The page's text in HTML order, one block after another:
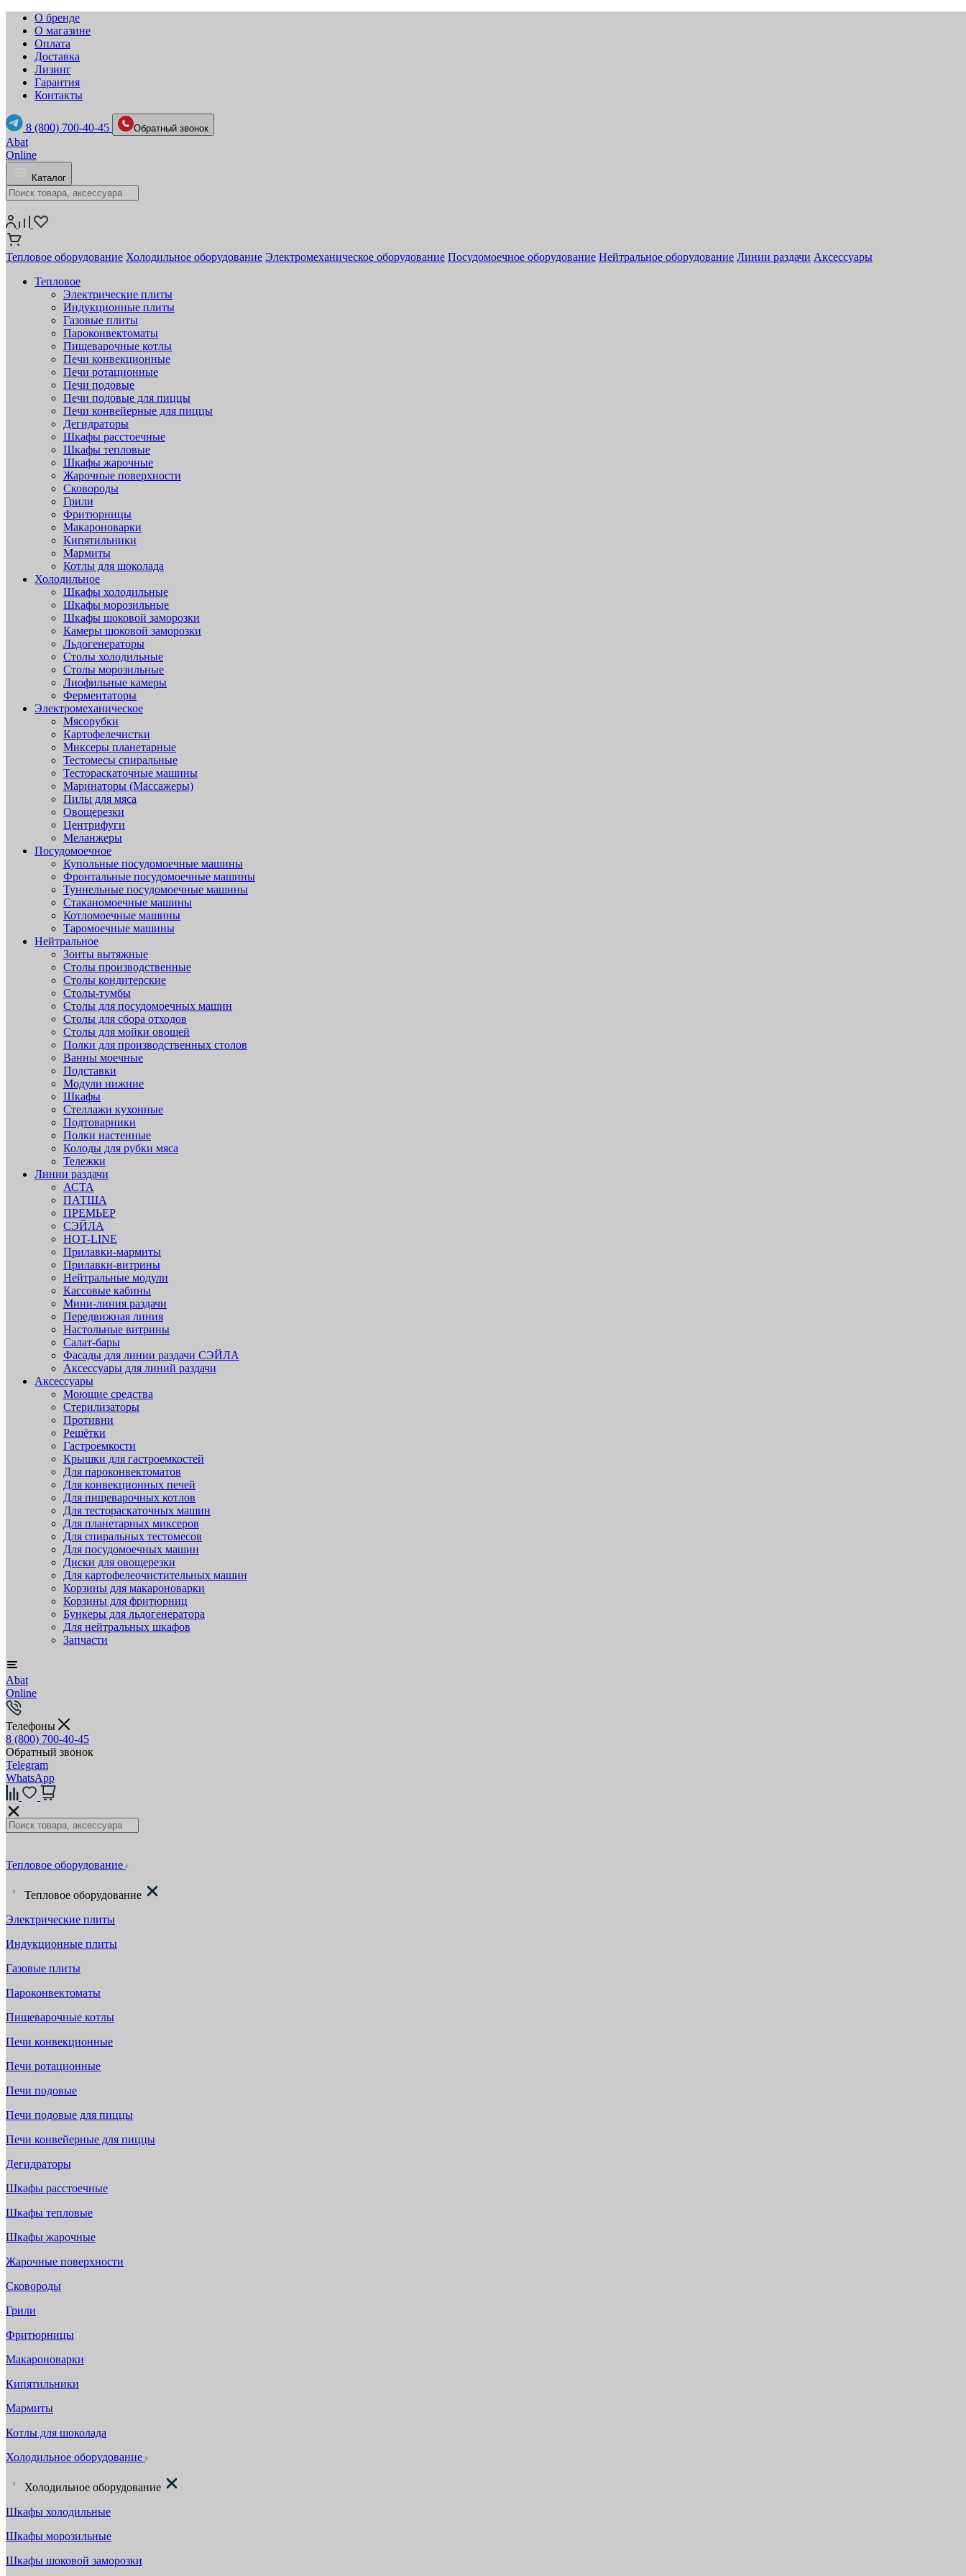
О бренде
О магазине
Оплата
Доставка
Лизинг
Гарантия
Контакты
8 (800) 700-40-45 Обратный звонок
Abat
Online
Каталог
Тепловое оборудование Холодильное оборудование Электромеханическое оборудование Посудомоечное оборудование Нейтральное оборудование Линии раздачи Аксессуары
Тепловое
Электрические плиты
Индукционные плиты
Газовые плиты
Пароконвектоматы
Пищеварочные котлы
Печи конвекционные
Печи ротационные
Печи подовые
Печи подовые для пиццы
Печи конвейерные для пиццы
Дегидраторы
Шкафы расстоечные
Шкафы тепловые
Шкафы жарочные
Жарочные поверхности
Сковороды
Грили
Фритюрницы
Макароноварки
Кипятильники
Мармиты
Котлы для шоколада
Холодильное
Шкафы холодильные
Шкафы морозильные
Шкафы шоковой заморозки
Камеры шоковой заморозки
Льдогенераторы
Столы холодильные
Столы морозильные
Лиофильные камеры
Ферментаторы
Электромеханическое
Мясорубки
Картофелечистки
Миксеры планетарные
Тестомесы спиральные
Тестораскаточные машины
Маринаторы (Массажеры)
Пилы для мяса
Овощерезки
Центрифуги
Меланжеры
Посудомоечное
Купольные посудомоечные машины
Фронтальные посудомоечные машины
Туннельные посудомоечные машины
Стаканомоечные машины
Котломоечные машины
Таромоечные машины
Нейтральное
Зонты вытяжные
Столы производственные
Столы кондитерские
Столы-тумбы
Столы для посудомоечных машин
Столы для сбора отходов
Столы для мойки овощей
Полки для производственных столов
Ванны моечные
Подставки
Модули нижние
Шкафы
Стеллажи кухонные
Подтоварники
Полки настенные
Колоды для рубки мяса
Тележки
Линии раздачи
АСТА
ПАТША
ПРЕМЬЕР
СЭЙЛА
HOT-LINE
Прилавки-мармиты
Прилавки-витрины
Нейтральные модули
Кассовые кабины
Мини-линия раздачи
Передвижная линия
Настольные витрины
Салат-бары
Фасады для линии раздачи СЭЙЛА
Аксессуары для линий раздачи
Аксессуары
Моющие средства
Стерилизаторы
Противни
Решётки
Гастроемкости
Крышки для гастроемкостей
Для пароконвектоматов
Для конвекционных печей
Для пищеварочных котлов
Для тестораскаточных машин
Для планетарных миксеров
Для спиральных тестомесов
Для посудомоечных машин
Диски для овощерезки
Для картофелеочистительных машин
Корзины для макароноварки
Корзины для фритюрниц
Бункеры для льдогенератора
Для нейтральных шкафов
Запчасти
Abat
Online
Телефоны
8 (800) 700-40-45
Обратный звонок
Telegram
WhatsApp
Тепловое оборудование
Тепловое оборудование
Электрические плиты
Индукционные плиты
Газовые плиты
Пароконвектоматы
Пищеварочные котлы
Печи конвекционные
Печи ротационные
Печи подовые
Печи подовые для пиццы
Печи конвейерные для пиццы
Дегидраторы
Шкафы расстоечные
Шкафы тепловые
Шкафы жарочные
Жарочные поверхности
Сковороды
Грили
Фритюрницы
Макароноварки
Кипятильники
Мармиты
Котлы для шоколада
Холодильное оборудование
Холодильное оборудование
Шкафы холодильные
Шкафы морозильные
Шкафы шоковой заморозки